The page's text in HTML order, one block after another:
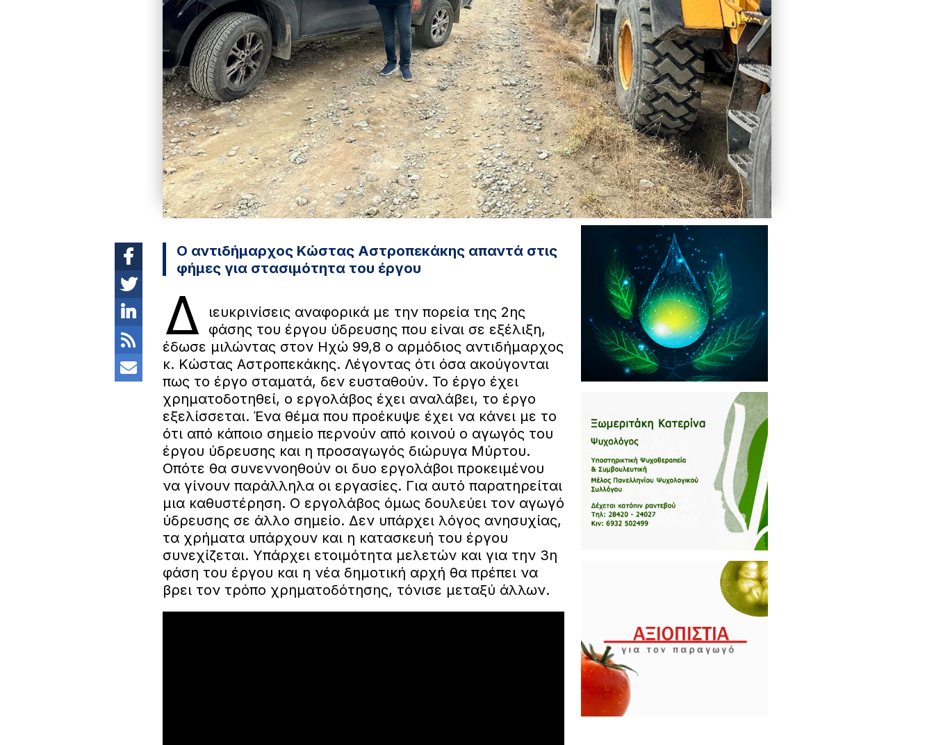
Ο αντιδήμαρχος Κώστας Αστροπεκάκης απαντά στις
φήμες για στασιμότητα του έργου
Δ
ιευκρινίσεις αναφορικά με την πορεία της 2ης
φάσης του έργου ύδρευσης που είναι σε εξέλιξη,
έδωσε μιλώντας στον Ηχώ 99,8 ο αρμόδιος αντιδήμαρχος
κ. Κώστας Αστροπεκάκης. Λέγοντας ότι όσα ακούγονται
πως το έργο σταματά, δεν ευσταθούν. Το έργο έχει
χρηματοδοτηθεί, ο εργολάβος έχει αναλάβει, το έργο
εξελίσσεται. Ένα θέμα που προέκυψε έχει να κάνει με το
ότι από κάποιο σημείο περνούν από κοινού ο αγωγός του
έργου ύδρευσης και η προσαγωγός διώρυγα Μύρτου.
Οπότε θα συνεννοηθούν οι δυο εργολάβοι προκειμένου
να γίνουν παράλληλα οι εργασίες. Για αυτό παρατηρείται
μια καθυστέρηση. Ο εργολάβος όμως δουλεύει τον αγωγό
ύδρευσης σε άλλο σημείο. Δεν υπάρχει λόγος ανησυχίας,
τα χρήματα υπάρχουν και η κατασκευή του έργου
συνεχίζεται. Υπάρχει ετοιμότητα μελετών και για την 3η
φάση του έργου και η νέα δημοτική αρχή θα πρέπει να
βρει τον τρόπο χρηματοδότησης, τόνισε μεταξύ άλλων.